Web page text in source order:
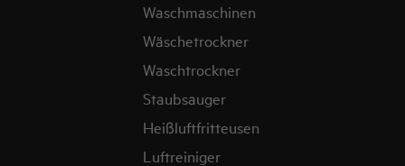
Waschmaschinen
Wäschetrockner
Waschtrockner
Staubsauger
Heißluftfritteusen
Luftreiniger